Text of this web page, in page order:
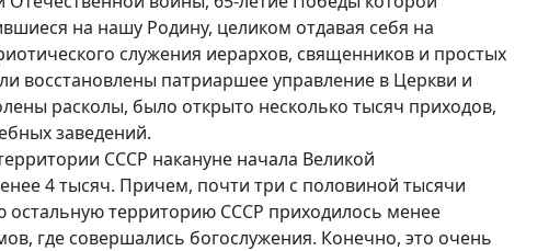
на нашу Родину, целиком отдавая себя на
служения иерархов, священников и простых
восстановлены патриаршее управление в Церкви и
расколы, было открыто несколько тысяч приходов,
заведений.
СССР накануне начала Великой
4 тысяч. Причем, почти три с половиной тысячи
остальную территорию СССР приходилось менее
где совершались богослужения. Конечно, это очень